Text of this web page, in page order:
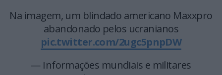
Na imagem, um blindado americano Maxxpro
abandonado pelos ucranianos
pic.twitter.com/2ugc5pnpDW
— Informações mundiais e militares